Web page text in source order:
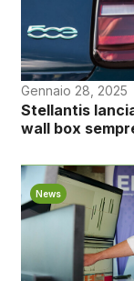
Gennaio 28, 2025
Stellantis
wall box
News